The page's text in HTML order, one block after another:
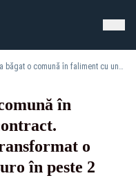
O primăriță a băgat o comună în faliment cu un singur contract. Penalitățile uriașe au transformat o datorie de 150.000 de euro în peste 2 milioane
în
o
în peste 2